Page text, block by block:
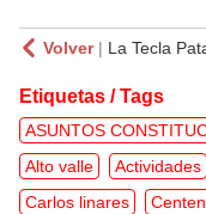
Volver| La Tecla
Etiquetas / Tags
ASUNTOS
Alto valle
Actividades
Carlos linares